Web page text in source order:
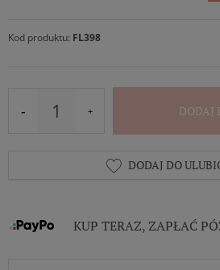
Kod produktu: FL398
DODAJ
DODAJ DO
KUP TERAZ, ZAPŁAĆ